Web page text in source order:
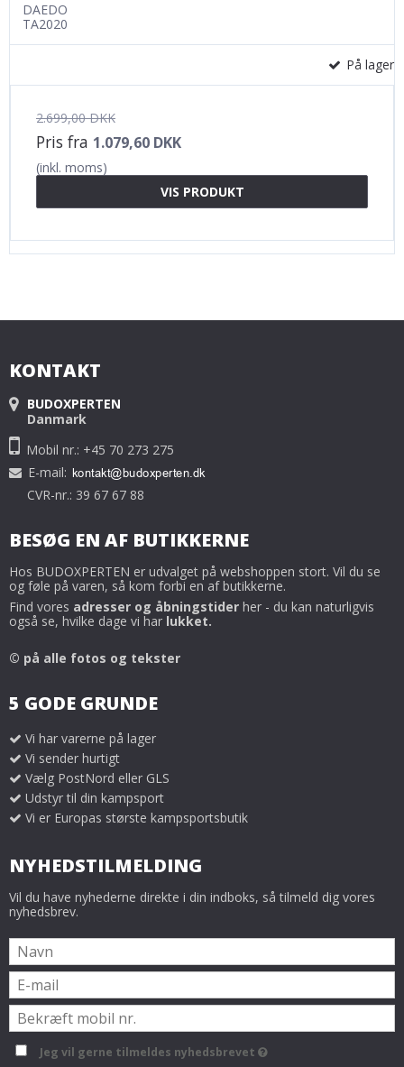
DAEDO
TA2020
På lager
2.699,00 DKK
Pris fra 1.079,60 DKK
(inkl. moms)
VIS PRODUKT
KONTAKT
BUDOXPERTEN
Danmark
Mobil nr.: +45 70 273 275
E-mail:
CVR-nr.: 39 67 67 88
BESØG EN AF BUTIKKERNE
Hos BUDOXPERTEN er udvalget på webshoppen stort. Vil du se
og føle på varen, så kom forbi en af butikkerne.
Find vores adresser og åbningstider her - du kan naturligvis
også se, hvilke dage vi har lukket.
© på alle fotos og tekster
5 GODE GRUNDE
Vi har varerne på lager
Vi sender hurtigt
Vælg PostNord eller GLS
Udstyr til din kampsport
Vi er Europas største kampsportsbutik
NYHEDSTILMELDING
Vil du have nyhederne direkte i din indboks, så tilmeld dig vores
nyhedsbrev.
Jeg vil gerne tilmeldes nyhedsbrevet